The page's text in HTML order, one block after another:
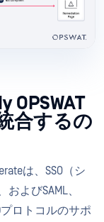
合するの
は、SSO（シ
よびSAML、
プロトコルのサポ